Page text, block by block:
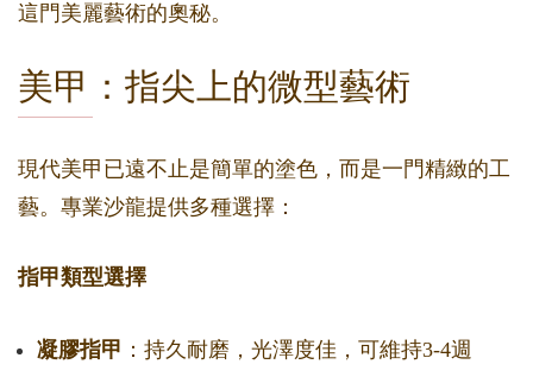
這門美麗藝術的奧秘。
美甲：指尖上的微型藝術
現代美甲已遠不止是簡單的塗色，而是一門精緻的工
藝。專業沙龍提供多種選擇：
指甲類型選擇
凝膠指甲 ：持久耐磨，光澤度佳，可維持3-4週